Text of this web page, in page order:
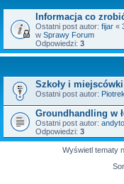
Informacja co
Ostatni post autor: fijar «
w Sprawy Forum
Odpowiedzi: 3
Szkoły i
Ostatni post autor:
Groundhandling w
Ostatni post autor: andyto
Odpowiedzi: 3
Wyświetl tematy